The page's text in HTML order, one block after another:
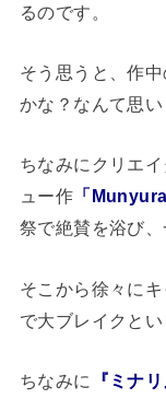
るのです。
そう思うと、作
かな？なんて思い
ちなみにクリエ
ュー作 「
祭で絶賛を浴び
そこから徐々に
で大ブレイクとい
ちなみに 『ミナリ